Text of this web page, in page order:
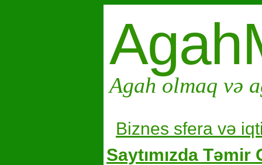
Agah olmaq və
Biznes sfera və i
Saytımızda Təmir